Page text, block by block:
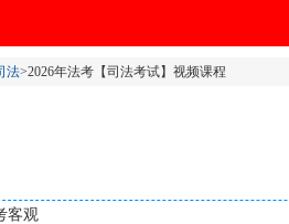
法>2026年法考【司法考试】视频课程
客观